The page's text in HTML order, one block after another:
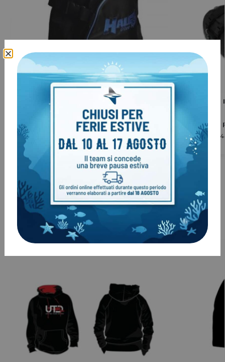
Prodotto esaurito
Zaino Halcyon Imbottito Back Pack
69,00
Borsa
118,00 €
Clienti come te, hanno acquistato
anche: